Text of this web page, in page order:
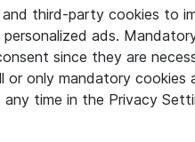
til at sige, at
vi har
third-party cookies to
personalized ads.
since they are
or only mandatory cookies
any time in the Privacy